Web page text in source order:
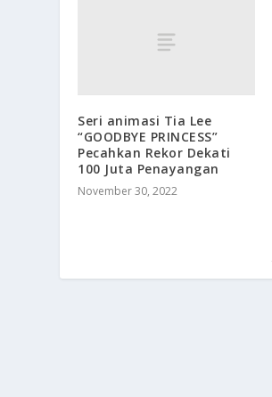
Seri animasi Tia Lee
“GOODBYE PRINCESS”
Pecahkan Rekor Dekati
100 Juta Penayangan
November 30, 2022